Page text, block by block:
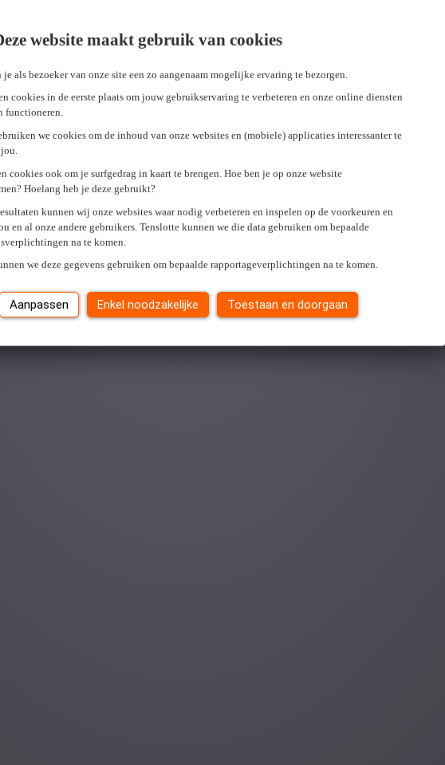
website maakt gebruik van cookies
je als bezoeker van onze site een zo aangenaam mogelijke ervaring te bezorgen.
cookies in de eerste plaats om jouw gebruikservaring te verbeteren en onze online diensten
functioneren.
we cookies om de inhoud van onze websites en (mobiele) applicaties interessanter te
cookies ook om je surfgedrag in kaart te brengen. Hoe ben je op onze website
Hoelang heb je deze gebruikt?
kunnen wij onze websites waar nodig verbeteren en inspelen op de voorkeuren en
en al onze andere gebruikers. Tenslotte kunnen we die data gebruiken om bepaalde
na te komen.
we deze gegevens gebruiken om bepaalde rapportageverplichtingen na te komen.
Aanpassen Enkel noodzakelijke Toestaan en doorgaan